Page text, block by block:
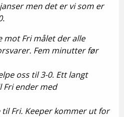
men det er vi som er
mot Fri målet der alle
Fem minutter før
oss til 3-0. Ett langt
ender med
Fri. Keeper kommer ut for